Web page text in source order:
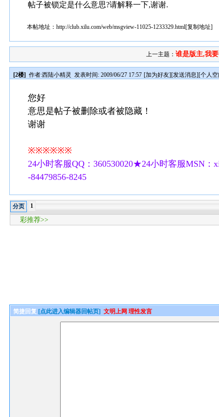
帖子被锁定是什么意思?请解释一下,谢谢.
本帖地址：http://club.xilu.com/web/msgview-11025-1233329.html[复制地址]
上一主题： 谁是版主,我
[2楼] 作者:西陆小精灵 发表时间: 2009/06/27 17:57 [加为好友][发送消息][个人
您好
意思是帖子被删除或者被隐藏！
谢谢
※※※※※※
24小时客服QQ：360530020★24小时客服MSN
-84479856-8245
分页 1
彩推荐>>
简捷回复 [点此进入编辑器回帖页] 文明上网 理性发言